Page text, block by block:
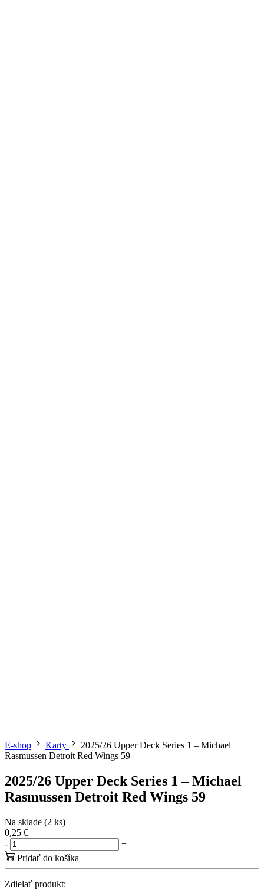
E-shop Karty
2025/26 Upper Deck Series 1 – Michael
Rasmussen Detroit Red Wings 59
2025/26 Upper Deck Series 1 – Michael
Rasmussen Detroit Red Wings 59
Na sklade (2 ks)
0,25 €
-
+
Pridať do košíka
Zdielať produkt: